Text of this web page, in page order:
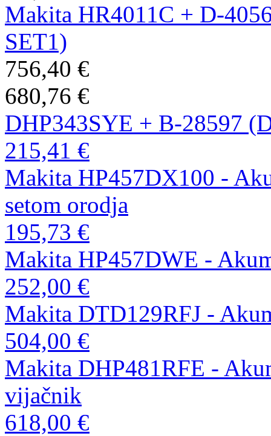
Makita HR4011C + D-
SET1)
756,40 €
680,76 €
DHP343SYE + B-28597
215,41 €
Makita HP457DX100 -
setom orodja
195,73 €
Makita HP457DWE -
252,00 €
Makita DTD129RFJ -
504,00 €
Makita DHP481RFE -
vijačnik
618,00 €